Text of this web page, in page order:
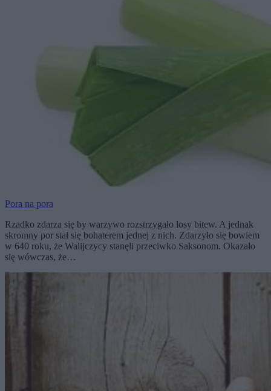
Pora na pora
Rzadko zdarza się by warzywo rozstrzygało losy bitew. A jednak
skromny por stał się bohaterem jednej z nich. Zdarzyło się bowiem
w 640 roku, że Walijczycy stanęli przeciwko Saksonom. Okazało
się wówczas, że…